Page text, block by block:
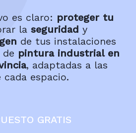
es claro: proteger tu
la seguridad y
de tus instalaciones
pintura industrial en
, adaptadas a las
cada espacio.
GRATIS